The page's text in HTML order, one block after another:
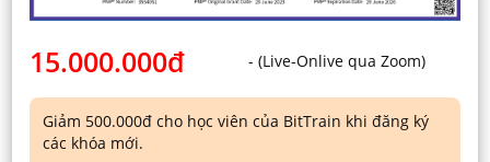
Giảng viên là chuyên gia QLDA thực chiến với 17 năm kinh
nghiệm áp dụng, đào tạo và huấn luyện Quản lý dự án cho
Giới thiệu về kỳ thi PMP
thi
trên 5.000 câu.
15.000.000đ - (Live-Onlive qua Zoom)
Giảm 500.000đ cho học viên của BitTrain khi đăng ký
các khóa mới.